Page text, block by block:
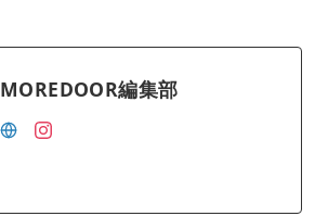
MOREDOOR編集部